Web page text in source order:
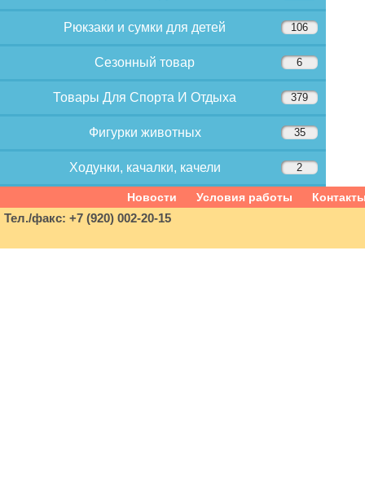
Рюкзаки и сумки для детей 106
Сезонный товар 6
Товары Для Спорта И Отдыха 379
Фигурки животных 35
Ходунки, качалки, качели 2
Новости Условия работы
Тел./факс: +7 (920) 002-20-15